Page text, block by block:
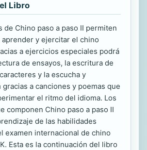
Libro
de Chino paso a paso II permiten
y ejercitar el chino
a ejercicios especiales podrá
de ensayos, la escritura de
y la escucha y
a canciones y poemas que
el ritmo del idioma. Los
componen Chino paso a paso II
de las habilidades
examen internacional de chino
Esta es la continuación del libro